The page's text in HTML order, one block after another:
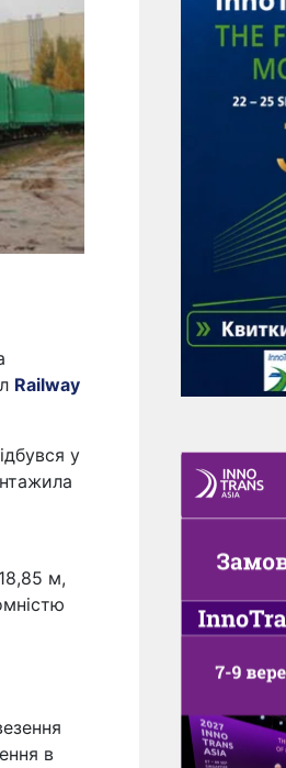
Railway
у
м,
в